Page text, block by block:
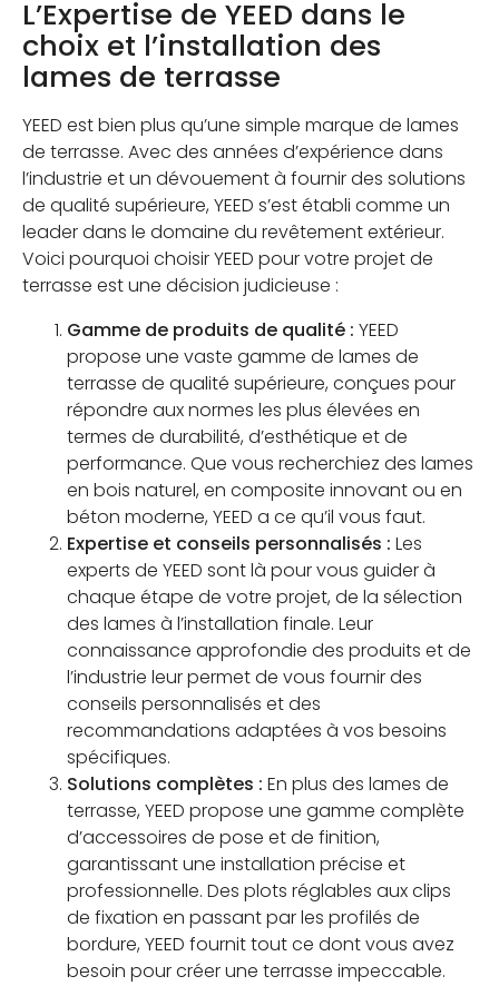
L’Expertise de YEED dans le
choix et l’installation des
lames de terrasse
YEED est bien plus qu’une simple marque de lames
de terrasse. Avec des années d’expérience dans
l’industrie et un dévouement à fournir des solutions
de qualité supérieure, YEED s’est établi comme un
leader dans le domaine du revêtement extérieur.
Voici pourquoi choisir YEED pour votre projet de
terrasse est une décision judicieuse :
Gamme de produits de qualité : YEED
propose une vaste gamme de lames de
terrasse de qualité supérieure, conçues pour
répondre aux normes les plus élevées en
termes de durabilité, d’esthétique et de
performance. Que vous recherchiez des lames
en bois naturel, en composite innovant ou en
béton moderne, YEED a ce qu’il vous faut.
Expertise et conseils personnalisés : Les
experts de YEED sont là pour vous guider à
chaque étape de votre projet, de la sélection
des lames à l’installation finale. Leur
connaissance approfondie des produits et de
l’industrie leur permet de vous fournir des
conseils personnalisés et des
recommandations adaptées à vos besoins
spécifiques.
Solutions complètes : En plus des lames de
terrasse, YEED propose une gamme complète
d’accessoires de pose et de finition,
garantissant une installation précise et
professionnelle. Des plots réglables aux clips
de fixation en passant par les profilés de
bordure, YEED fournit tout ce dont vous avez
besoin pour créer une terrasse impeccable.